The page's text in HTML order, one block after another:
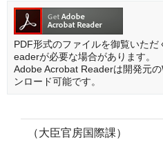
PDF形式のファイルを御覧いた
eaderが必要な場合があります。
Adobe Acrobat Readerは開発元
ンロード可能です。
（大臣官房国際課）